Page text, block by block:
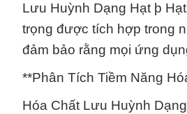
Lưu Huỳnh Dạng Hạt þ
trọng được tích hợp trong
đảm bảo rằng mọi ứng
**Phân Tích Tiềm Năng
Hóa Chất Lưu Huỳnh